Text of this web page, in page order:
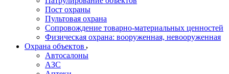
Пост охраны
Пультовая охрана
Сопровождение товарно-материальных ценностей
Физическая охрана: вооруженная, невооруженная
Охрана объектов
Автосалоны
АЗС